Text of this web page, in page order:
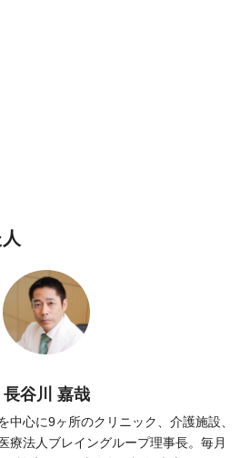
長谷川 嘉哉
中心に9ヶ所のクリニック、介護施設、
療法人ブレイングループ理事長。毎月